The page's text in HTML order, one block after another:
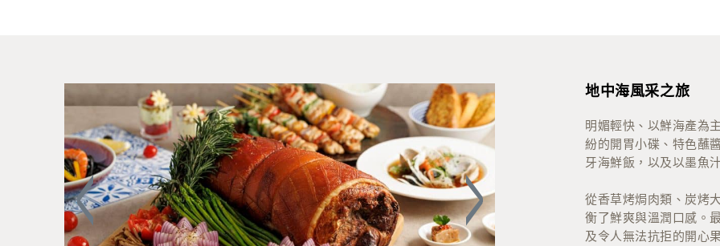
地中海風采之旅
明媚輕快、以鮮海產為
紛的開胃小碟、特色蘸
牙海鮮飯，以及以墨魚
從香草烤焗肉類、炭烤
衡了鮮爽與溫潤口感。
及令人無法抗拒的開心